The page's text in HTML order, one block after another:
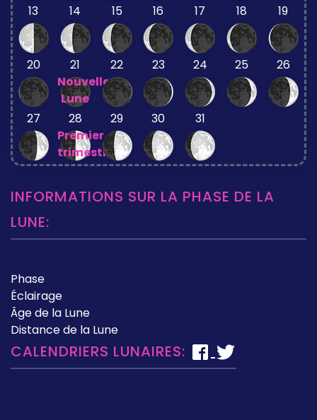
13
14 15 16 17 18 19
20
21
Nouvelle
Lune
22 23 24 25 26
27
28
Premier
trimestre
29 30 31
INFORMATIONS SUR LA PHASE DE LA
LUNE:
Phase
Éclairage
Âge de la Lune
Distance de la Lune
CALENDRIERS LUNAIRES: